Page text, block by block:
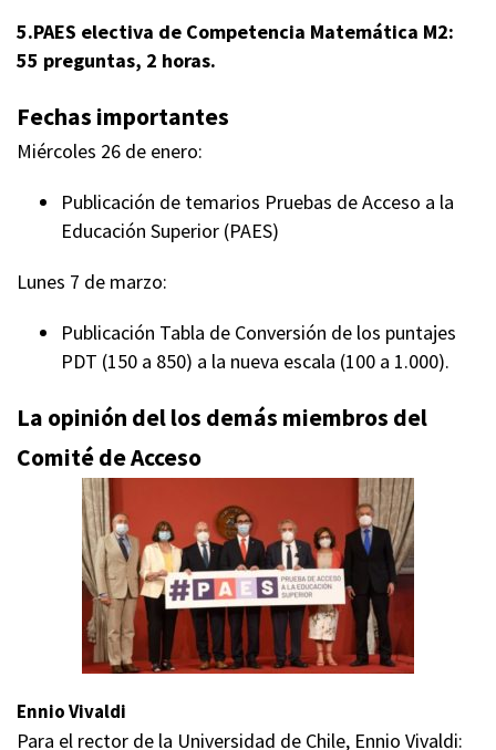
5.PAES electiva de Competencia Matemática M2:
55 preguntas, 2 horas.
Fechas importantes
Miércoles 26 de enero:
Publicación de temarios Pruebas de Acceso a la
Educación Superior (PAES)
Lunes 7 de marzo:
Publicación Tabla de Conversión de los puntajes
PDT (150 a 850) a la nueva escala (100 a 1.000).
La opinión del los demás miembros del
Comité de Acceso
Ennio Vivaldi
Para el rector de la Universidad de Chile, Ennio Vivaldi: